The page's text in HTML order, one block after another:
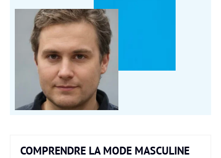
COMPRENDRE LA MODE MASCULINE